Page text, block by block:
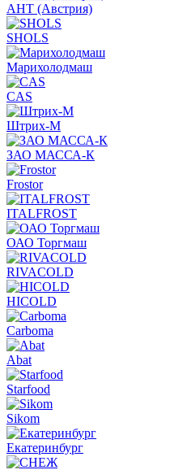
АНТ (Австрия)
SHOLS
Марихолодмаш
CAS
Штрих-М
ЗАО МАССА-К
Frostor
ITALFROST
ОАО Торгмаш
RIVACOLD
HICOLD
Carboma
Abat
Starfood
Sikom
Екатеринбург